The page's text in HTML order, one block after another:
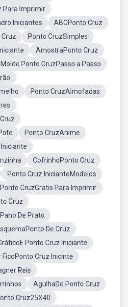
Para Imprimir
Iniciantes
ABCPonto Cruz
Ponto CruzSimples
AmostraPonto Cruz
Molde Ponto CruzPasso a Passo
Ponto CruzAlmofadas
Ponto CruzAnime
CofrinhoPonto Cruz
Ponto Cruz InicianteModelos
Ponto CruzGratis Para Imprimir
Cruz
De Prato
De Cruz
Ponto Cruz Iniciante
FicoPonto Cruz Inicinte
Reis
AgulhaDe Ponto Cruz
Cruz25X40